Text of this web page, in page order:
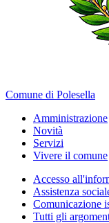
Comune di Polesella
Amministrazione
Novità
Servizi
Vivere il comune
Accesso
Assistenza
Comunicazione
Tutti gli